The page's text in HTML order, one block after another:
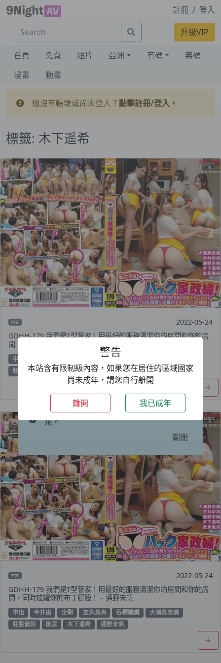
警告
本站含有限制級內容，如果您在居住的區域國家
尚未成年，請您自行離開
離開 我已成年
註冊 / 登入
Search
升級VIP
首頁 免費 短片 亞洲 有碼
無碼
漫畫
動畫
還沒有帳號或尚未登入？ 點擊註冊/登入。
標籤: 木下遥希
中文
2022-05-24
GDHH-179 我們是T型管家！用最好的服務清潔你的房間和你的房
間，同時炫耀你的布丁屁股！ – 通野未帆
中出 友永真央 各種職業
屁股偏好
後宮 木下遥希 通野未帆
中文
2022-05-24
GDHH-179 我們是T型管家！用最好的服務清潔你的房間和你的房
間，同時炫耀你的布丁屁股！ – 通野未帆
中出 今井由 企劃 友永真央 各種職業
大浦真奈美
屁股偏好
後宮 木下遥希 通野未帆
期間限定：VIP 升級
69折優惠，一年只要
1499TWD+加碼送 3 個月～好康優惠等你
來。
關閉